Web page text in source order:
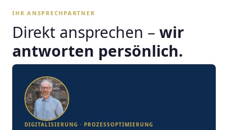
IHR ANSPRECHPARTNER
Direkt ansprechen – wir
antworten persönlich.
DIGITALISIERUNG · PROZESSOPTIMIERUNG